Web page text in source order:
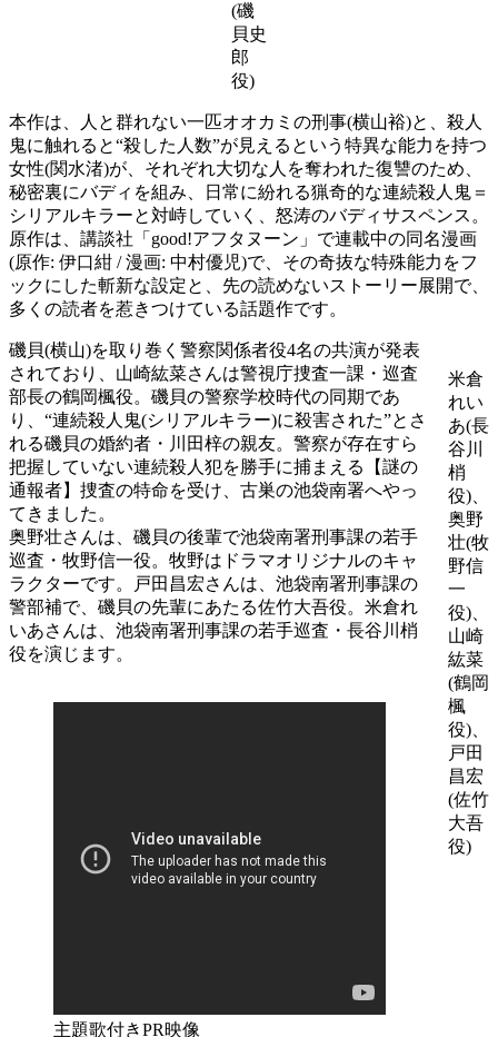
(磯
貝史
郎
役)
本作は、人と群れない一匹オオカミの刑事(横山裕)と、殺人
鬼に触れると“殺した人数”が見えるという特異な能力を持つ
女性(関水渚)が、それぞれ大切な人を奪われた復讐のため、
秘密裏にバディを組み、日常に紛れる猟奇的な連続殺人鬼＝
シリアルキラーと対峙していく、怒涛のバディサスペンス。
原作は、講談社「good!アフタヌーン」で連載中の同名漫画
(原作: 伊口紺 / 漫画: 中村優児)で、その奇抜な特殊能力をフ
ックにした斬新な設定と、先の読めないストーリー展開で、
多くの読者を惹きつけている話題作です。
米倉
れい
あ(長
谷川
梢
役)、
奥野
壮(牧
野信
一
役)、
山崎
紘菜
(鶴岡
楓
役)、
戸田
昌宏
(佐竹
大吾
役)
磯貝(横山)を取り巻く警察関係者役4名の共演が発表
されており、山崎紘菜さんは警視庁捜査一課・巡査
部長の鶴岡楓役。磯貝の警察学校時代の同期であ
り、“連続殺人鬼(シリアルキラー)に殺害された”とさ
れる磯貝の婚約者・川田梓の親友。警察が存在すら
把握していない連続殺人犯を勝手に捕まえる【謎の
通報者】捜査の特命を受け、古巣の池袋南署へやっ
てきました。
奥野壮さんは、磯貝の後輩で池袋南署刑事課の若手
巡査・牧野信一役。牧野はドラマオリジナルのキャ
ラクターです。戸田昌宏さんは、池袋南署刑事課の
警部補で、磯貝の先輩にあたる佐竹大吾役。米倉れ
いあさんは、池袋南署刑事課の若手巡査・長谷川梢
役を演じます。
主題歌付きPR映像